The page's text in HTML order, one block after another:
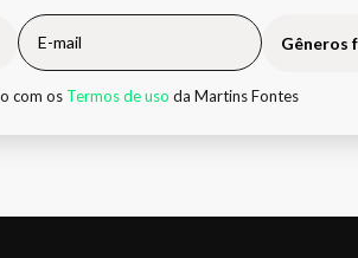
Gêneros
com os Termos de uso da Martins Fontes